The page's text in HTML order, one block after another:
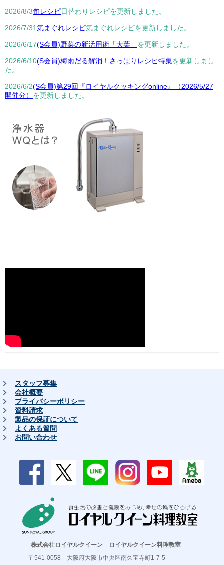
2026/8/3旬レシピ日替わりレシピを更新しました。
2026/7/31気まぐれレシピ気まぐれレシピを更新しました。
2026/6/17(S会員)野菜の新活用術「大葉」 を更新しました。
2026/6/10(S会員)梅雨だる解消！さっぱりレシピ特集を更新しまし
た。
2026/6/2(S会員)第29回『ロイヤルクッキングonline』（2026/5/27
開催分） を更新しました。
スタッフ募集
会社概要
プライバシーポリシー
資料請求
製品の保証について
よくある質問
お問い合わせ
株式会社ロイヤルクイーン ロイヤルクイーン料理教室
〒541-0058 大阪府大阪市中央区南久宝寺町1-7-5